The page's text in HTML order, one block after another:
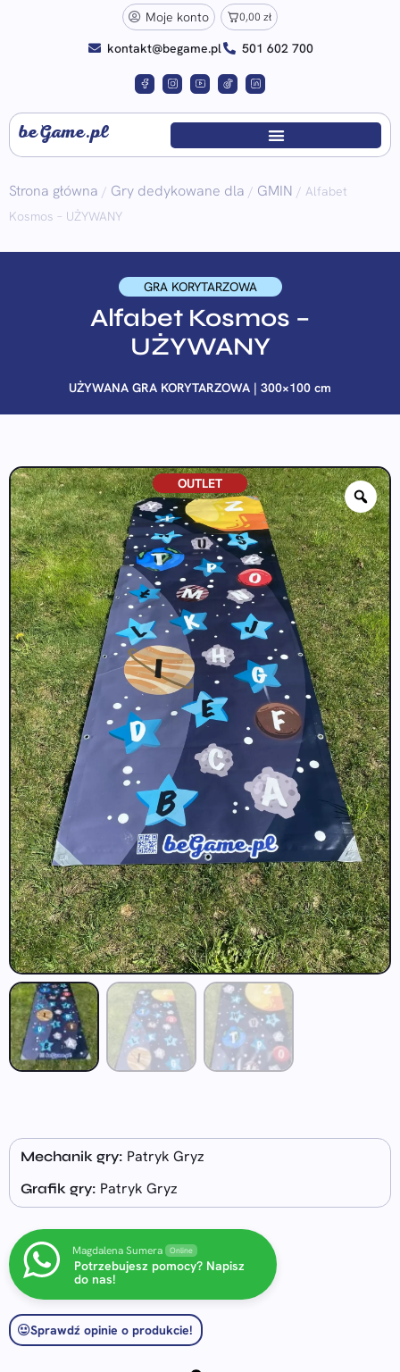
Moje konto 0,00 zł
kontakt@begame.pl 501 602 700
beGame.pl
Strona główna / Gry dedykowane dla / GMIN / Alfabet
Kosmos – UŻYWANY
GRA KORYTARZOWA
Alfabet Kosmos –
UŻYWANY
UŻYWANA GRA KORYTARZOWA | 300×100 cm
OUTLET
Mechanik gry: Patryk Gryz
Grafik gry: Patryk Gryz
Magdalena Sumera Online
Potrzebujesz pomocy? Napisz
do nas!
Sprawdź opinie o produkcie!